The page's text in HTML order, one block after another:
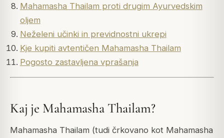
Mahamasha Thailam proti drugim Ayurvedskim
oljem
Neželeni učinki in previdnostni ukrepi
Kje kupiti avtentičen Mahamasha Thailam
Pogosto zastavljena vprašanja
Kaj je Mahamasha Thailam?
Mahamasha Thailam (tudi črkovano kot Mahamasha